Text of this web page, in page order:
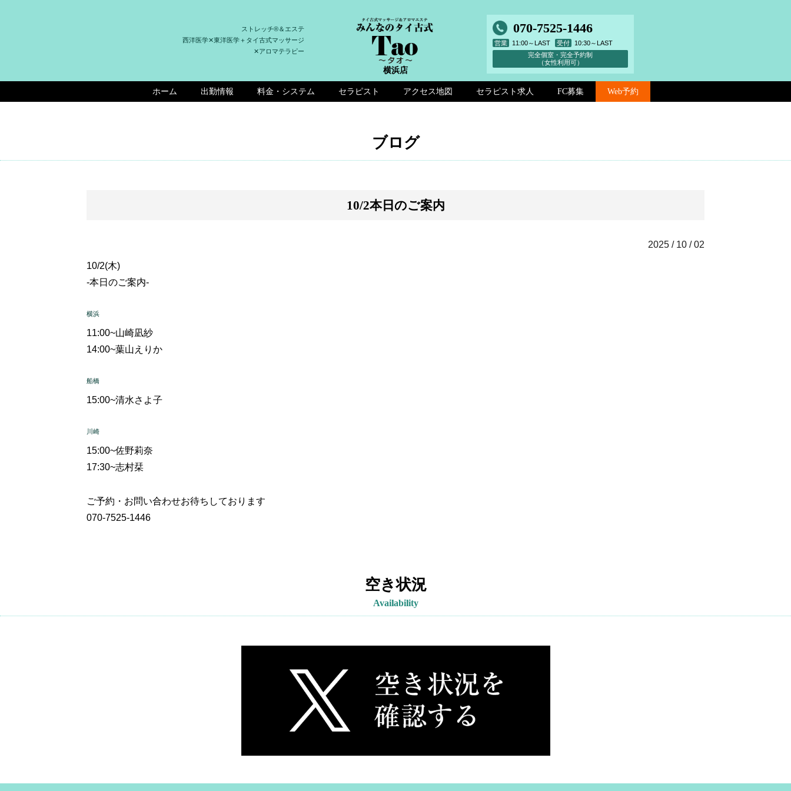
ストレッチ®＆エステ
西洋医学✕東洋医学＋タイ古式マッサージ
✕アロマテラピー
横浜店
070-7525-1446
営業 11:00～LAST 受付
10:30～LAST
完全個室・完全予約制
（女性利用可）
ホーム 出勤情報 料金・システム セラピスト アクセス地図 セラピスト求人 FC募集 Web予約
ブログ
10/2本日のご案内
2025 / 10 / 02
10/2(木)
-本日のご案内-
横浜
11:00~山崎凪紗
14:00~葉山えりか
船橋
15:00~清水さよ子
川崎
15:00~佐野莉奈
17:30~志村栞
ご予約・お問い合わせお待ちしております
070-7525-1446
空き状況
Availability